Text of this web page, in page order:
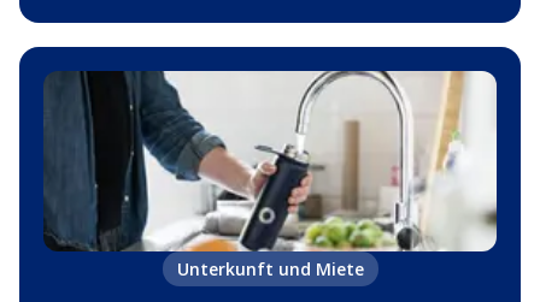
Unterkunft und Miete